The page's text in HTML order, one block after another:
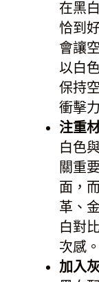
在黑
恰到
會讓
以白
保持
衝擊
注重
白色
關重
面，
革、
白對
次感。
加入